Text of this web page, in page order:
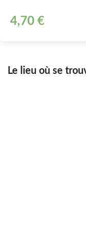
4,70 €
Le lieu où se